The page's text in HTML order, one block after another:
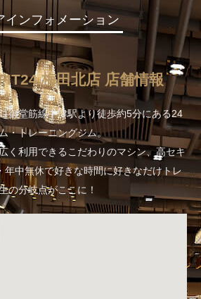
インフォメーション
梅田北店 店舗情報
御堂筋線中津駅より徒歩約5分にある24
・トレーニングジム。
く利用できるこだわりのマシン、高セキ
年中無休で好きな時間に好きなだけトレ
の分岐点がここに！